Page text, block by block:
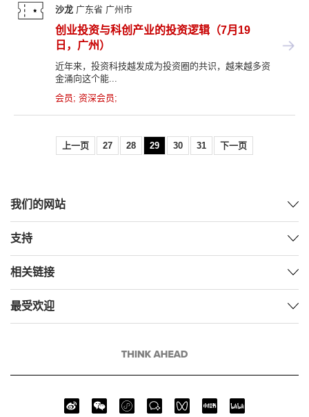
沙龙 广东省 广州市
创业投资与科创产业的投资逻辑（7月19
日，广州）
近年来，投资科技越发成为投资圈的共识，越来越多资
金涌向这个能...
会员; 资深会员;
上一页 27 28 29 30 31 下一页
我们的网站
支持
相关链接
最受欢迎